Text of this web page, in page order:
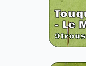
- Le
9trous